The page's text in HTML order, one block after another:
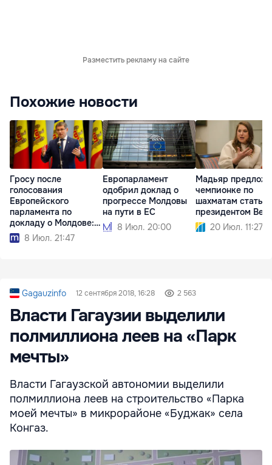
Разместить рекламу на сайте
Похожие новости
Гросу после
голосования
Европейского
парламента по
докладу о Молдове:
Мы идем вперед
8 Июл. 21:47
Европарламент
одобрил доклад о
прогрессе Молдовы
на пути в ЕС
8 Июл. 20:00
Мадьяр
чемпионке по
шахматам стать
президентом
20 Июл. 11:27
Gagauzinfo 12 сентября 2018, 16:28 2 563
Власти Гагаузии выделили
полмиллиона леев на «Парк
мечты»
Власти Гагаузской автономии выделили
полмиллиона леев на строительство «Парка
моей мечты» в микрорайоне «Буджак» села
Конгаз.